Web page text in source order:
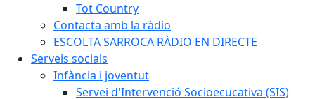
Tot Country
Contacta amb la ràdio
ESCOLTA SARROCA RÀDIO EN DIRECTE
Serveis socials
Infància i joventut
Servei d'Intervenció Socioecucativa (SIS)